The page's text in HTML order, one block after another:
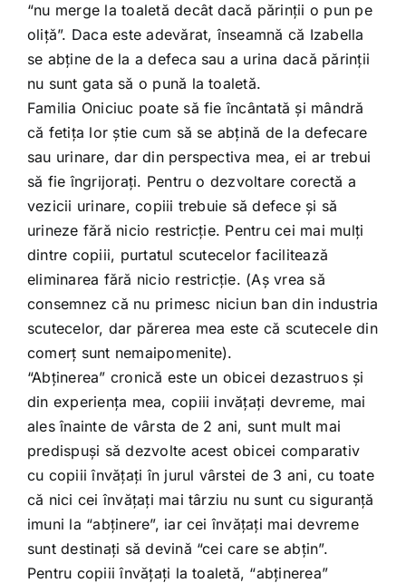
“nu merge la toaletă decât dacă părinţii o pun pe
oliţă”. Daca este adevărat, înseamnă că Izabella
se abţine de la a defeca sau a urina dacă părinţii
nu sunt gata să o pună la toaletă.
Familia Oniciuc poate să fie încântată şi mândră
că fetiţa lor ştie cum să se abţină de la defecare
sau urinare, dar din perspectiva mea, ei ar trebui
să fie îngrijoraţi. Pentru o dezvoltare corectă a
vezicii urinare, copiii trebuie să defece şi să
urineze fără nicio restricţie. Pentru cei mai mulţi
dintre copiii, purtatul scutecelor facilitează
eliminarea fără nicio restricţie. (Aş vrea să
consemnez că nu primesc niciun ban din industria
scutecelor, dar părerea mea este că scutecele din
comerţ sunt nemaipomenite).
“Abţinerea” cronică este un obicei dezastruos şi
din experienţa mea, copiii invăţaţi devreme, mai
ales înainte de vârsta de 2 ani, sunt mult mai
predispuşi să dezvolte acest obicei comparativ
cu copiii învăţaţi în jurul vârstei de 3 ani, cu toate
că nici cei învăţaţi mai târziu nu sunt cu siguranţă
imuni la “abţinere”, iar cei învăţaţi mai devreme
sunt destinaţi să devină “cei care se abţin”.
Pentru copiii învăţaţi la toaletă, “abţinerea”